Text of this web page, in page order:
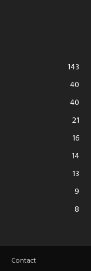
143
40
40
21
16
14
13
9
8
Contact